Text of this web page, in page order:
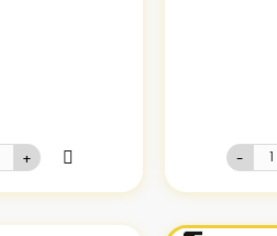
+ -